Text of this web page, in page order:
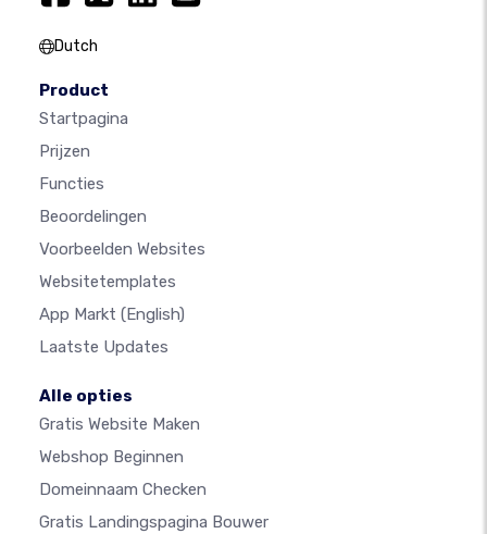
Dutch
Product
Startpagina
Prijzen
Functies
Beoordelingen
Voorbeelden Websites
Websitetemplates
App Markt (English)
Laatste Updates
Alle opties
Gratis Website Maken
Webshop Beginnen
Domeinnaam Checken
Gratis Landingspagina Bouwer